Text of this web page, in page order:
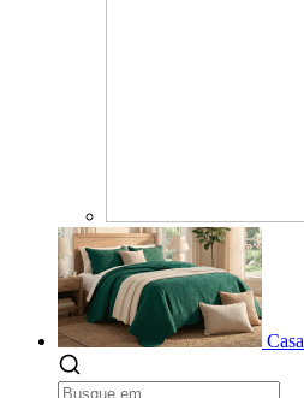
Casa